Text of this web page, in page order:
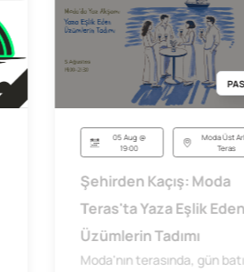
05 Aug @
19:00
Moda Üst
Teras
Şehirden Kaçış: Moda
Teras'ta Yaza Eşlik Eden
Üzümlerin Tadımı
Moda'nın terasında, gün